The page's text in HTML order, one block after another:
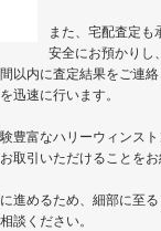
また、宅配査定も
安全にお預かりし
以内に査定結果をご連
迅速に行います。
豊富なハリーウィンス
取引いただけることをお
進めるため、細部に至
談ください。